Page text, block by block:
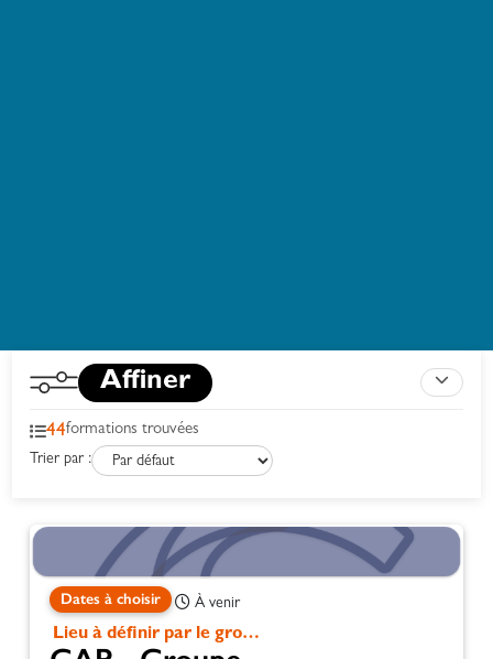
Affiner
44formations trouvées
Trier par :
Dates à choisir À venir
Lieu à définir par le groupe